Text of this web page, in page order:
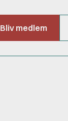
Bliv medlem